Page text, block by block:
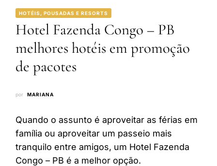
HOTÉIS, POUSADAS E RESORTS
Hotel Fazenda Congo – PB
melhores hotéis em promoção
de pacotes
por MARIANA
Quando o assunto é aproveitar as férias em
família ou aproveitar um passeio mais
tranquilo entre amigos, um Hotel Fazenda
Congo – PB é a melhor opção.